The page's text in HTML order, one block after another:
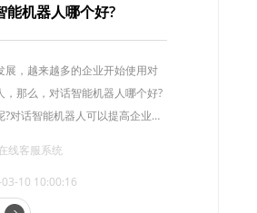
能机器人哪个好?
展，越来越多的企业开始使用对
，那么，对话智能机器人哪个好?
?对话智能机器人可以提高企业的
线客服系统
10 10:00:16